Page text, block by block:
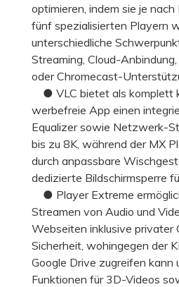
optimieren, indem sie je
fünf spezialisierten Playern
unterschiedliche
Streaming, Cloud-
oder Chromecast-
● VLC bietet als komplett
werbefreie App einen
Equalizer sowie Netzwerk-
bis zu 8K, während der MX
durch anpassbare
dedizierte Bildschirmsperre
● Player Extreme
Streamen von Audio und
Webseiten inklusive privater
Sicherheit, wohingegen der
Google Drive zugreifen kann
Funktionen für 3D-Videos